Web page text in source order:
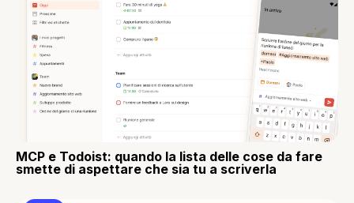
MCP e Todoist: quando la lista delle cose da fare
smette di aspettare che sia tu a scriverla